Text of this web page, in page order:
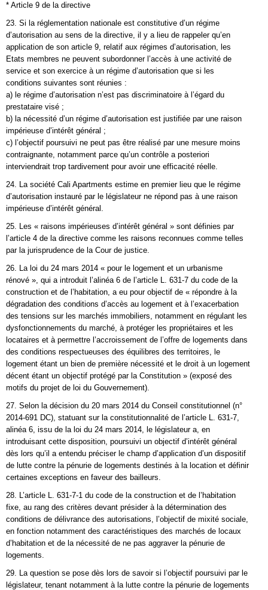
* Article 9 de la directive
23. Si la réglementation nationale est constitutive d’un régime
d’autorisation au sens de la directive, il y a lieu de rappeler qu’en
application de son article 9, relatif aux régimes d’autorisation, les
Etats membres ne peuvent subordonner l’accès à une activité de
service et son exercice à un régime d’autorisation que si les
conditions suivantes sont réunies :
a) le régime d’autorisation n’est pas discriminatoire à l’égard du
prestataire visé ;
b) la nécessité d’un régime d’autorisation est justifiée par une raison
impérieuse d’intérêt général ;
c) l’objectif poursuivi ne peut pas être réalisé par une mesure moins
contraignante, notamment parce qu’un contrôle a posteriori
interviendrait trop tardivement pour avoir une efficacité réelle.
24. La société Cali Apartments estime en premier lieu que le régime
d’autorisation instauré par le législateur ne répond pas à une raison
impérieuse d’intérêt général.
25. Les « raisons impérieuses d’intérêt général » sont définies par
l’article 4 de la directive comme les raisons reconnues comme telles
par la jurisprudence de la Cour de justice.
26. La loi du 24 mars 2014 « pour le logement et un urbanisme
rénové », qui a introduit l’alinéa 6 de l’article L. 631-7 du code de la
construction et de l’habitation, a eu pour objectif de « répondre à la
dégradation des conditions d’accès au logement et à l’exacerbation
des tensions sur les marchés immobiliers, notamment en régulant les
dysfonctionnements du marché, à protéger les propriétaires et les
locataires et à permettre l’accroissement de l’offre de logements dans
des conditions respectueuses des équilibres des territoires, le
logement étant un bien de première nécessité et le droit à un logement
décent étant un objectif protégé par la Constitution » (exposé des
motifs du projet de loi du Gouvernement).
27. Selon la décision du 20 mars 2014 du Conseil constitutionnel (n°
2014-691 DC), statuant sur la constitutionnalité de l’article L. 631-7,
alinéa 6, issu de la loi du 24 mars 2014, le législateur a, en
introduisant cette disposition, poursuivi un objectif d’intérêt général
dès lors qu’il a entendu préciser le champ d’application d’un dispositif
de lutte contre la pénurie de logements destinés à la location et définir
certaines exceptions en faveur des bailleurs.
28. L’article L. 631-7-1 du code de la construction et de l’habitation
fixe, au rang des critères devant présider à la détermination des
conditions de délivrance des autorisations, l’objectif de mixité sociale,
en fonction notamment des caractéristiques des marchés de locaux
d’habitation et de la nécessité de ne pas aggraver la pénurie de
logements.
29. La question se pose dès lors de savoir si l’objectif poursuivi par le
législateur, tenant notamment à la lutte contre la pénurie de logements